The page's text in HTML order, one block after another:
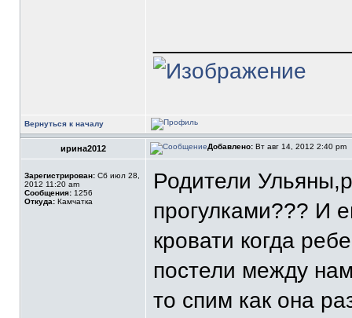
Вернуться к началу
ирина2012 Добавлено: Вт авг 14, 2012 2:40 pm
Зарегистрирован: Сб июл 28,
2012 11:20 am
Сообщения: 1256
Откуда: Камчатка
Родители
прогулками??? И
кровати когда
постели между
то спим как она